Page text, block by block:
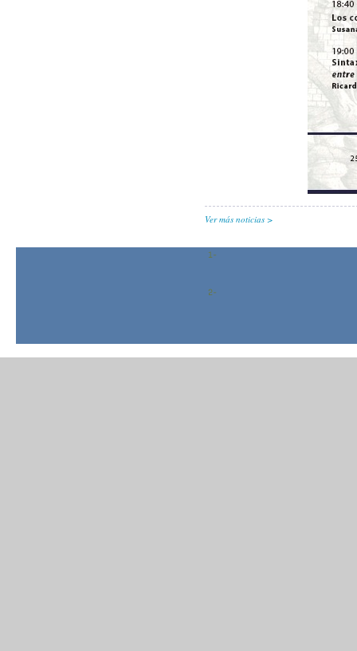
Ver más noticias